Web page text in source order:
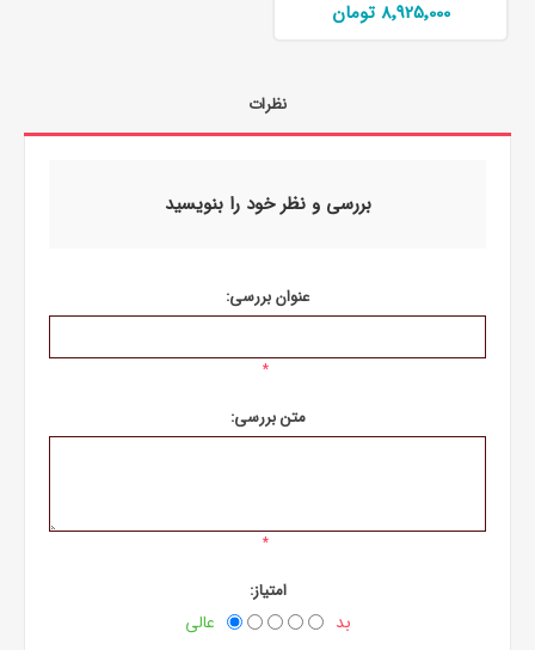
8٬925٬000 تومان
نظرات
بررسی و نظر خود را بنویسید
عنوان بررسی:
*
متن بررسی:
*
امتیاز:
بد عالی